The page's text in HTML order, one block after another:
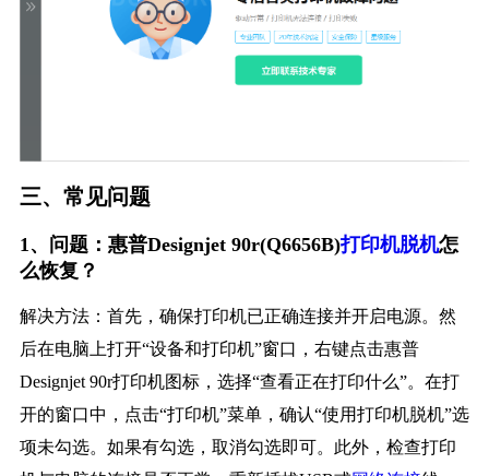
三、常见问题
1、问题：惠普Designjet 90r(Q6656B)打印机脱机怎
么恢复？
解决方法：首先，确保打印机已正确连接并开启电源。然
后在电脑上打开“设备和打印机”窗口，右键点击惠普
Designjet 90r打印机图标，选择“查看正在打印什么”。在打
开的窗口中，点击“打印机”菜单，确认“使用打印机脱机”选
项未勾选。如果有勾选，取消勾选即可。此外，检查打印